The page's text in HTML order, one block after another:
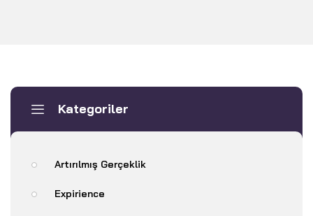
Kategoriler
Artırılmış Gerçeklik
Expirience